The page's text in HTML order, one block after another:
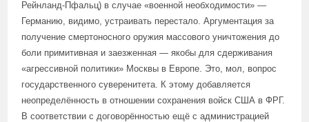
Рейнланд-Пфальц) в случае «военной необходимости» —
Германию, видимо, устраивать перестало. Аргументация за
получение смертоносного оружия массового уничтожения до
боли примитивная и заезженная — якобы для сдерживания
«агрессивной политики» Москвы в Европе. Это, мол, вопрос
государственного суверенитета. К этому добавляется
неопределённость в отношении сохранения войск США в ФРГ.
В соответствии с договорённостью ещё с администрацией